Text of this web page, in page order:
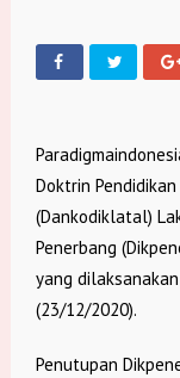
Doktrin
(Dankodiklatal)
Penerbang
yang
(23/12/2020).
Penutupan